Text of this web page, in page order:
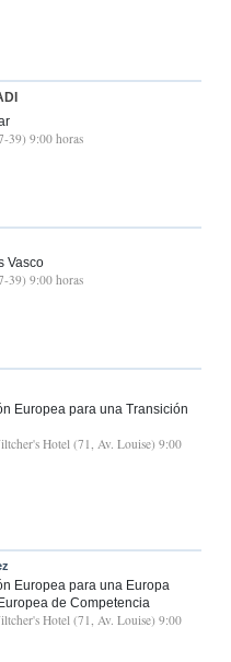
39) 9:00 horas
Vasco
39) 9:00 horas
Europea para una Transición
Hotel (71, Av. Louise) 9:00
Europea para una Europa
de Competencia
Hotel (71, Av. Louise) 9:00